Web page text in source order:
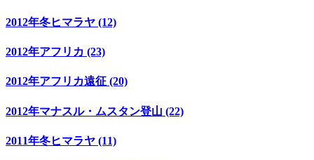
2012年冬ヒマラヤ (12)
2012年アフリカ (23)
2012年アフリカ遠征 (20)
2012年マナスル・ムスタン登山 (22)
2011年冬ヒマラヤ (11)